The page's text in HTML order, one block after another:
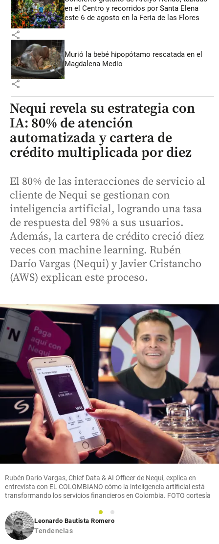
en el Centro y recorridos por Santa Elena
este 6 de agosto en la Feria de las Flores
share
Murió la bebé hipopótamo rescatada en el
Magdalena Medio
share
Nequi revela su estrategia con
IA: 80% de atención
automatizada y cartera de
crédito multiplicada por diez
El 80% de las interacciones de servicio al
cliente de Nequi se gestionan con
inteligencia artificial, logrando una tasa
de respuesta del 98% a sus usuarios.
Además, la cartera de crédito creció diez
veces con machine learning. Rubén
Darío Vargas (Nequi) y Javier Cristancho
(AWS) explican este proceso.
Rubén Darío Vargas, Chief Data & AI Officer de Nequi, explica en
entrevista con EL COLOMBIANO cómo la inteligencia artificial está
transformando los servicios financieros en Colombia. FOTO cortesía
1
2
Leonardo Bautista Romero
Tendencias